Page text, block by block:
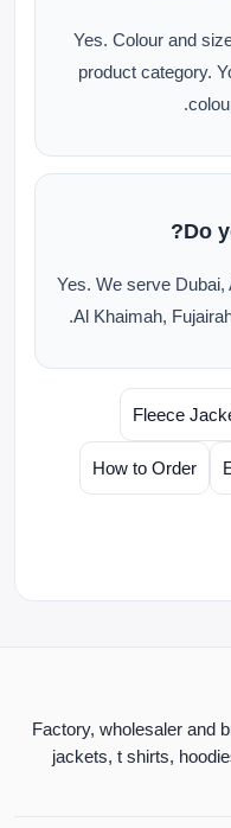
Yes. Colour and
product category.
Do
Yes. We serve Dubai,
Al Khaimah,
Fleece
How to Order
Factory, wholesaler and
jackets, t shirts,